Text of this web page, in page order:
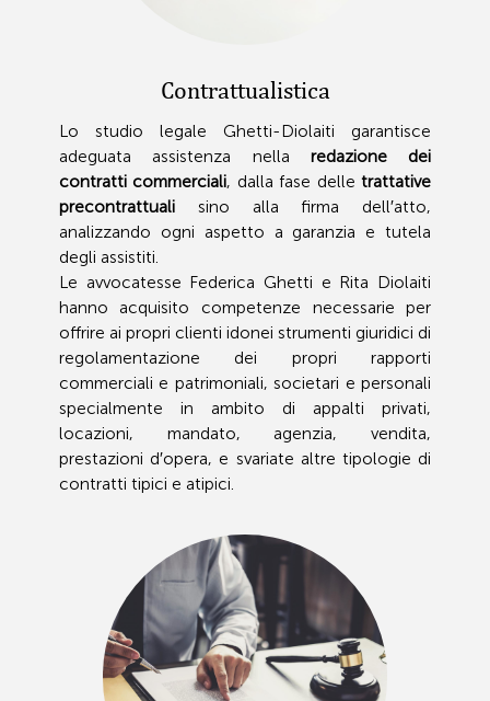
Contrattualistica
Lo studio legale Ghetti-Diolaiti garantisce
adeguata assistenza nella redazione dei
contratti commerciali, dalla fase delletrattative
precontrattualisino alla firma dell′atto,
analizzando ogni aspetto a garanzia e tutela
degli assistiti.
Le avvocatesse Federica Ghetti e Rita Diolaiti
hanno acquisito competenze necessarie per
offrire ai propri clienti idonei strumenti giuridici di
regolamentazione dei propri rapporti
commerciali e patrimoniali, societari e personali
specialmente in ambito di appalti privati,
locazioni, mandato, agenzia, vendita,
prestazioni d′opera, e svariate altre tipologie di
contratti tipici e atipici.